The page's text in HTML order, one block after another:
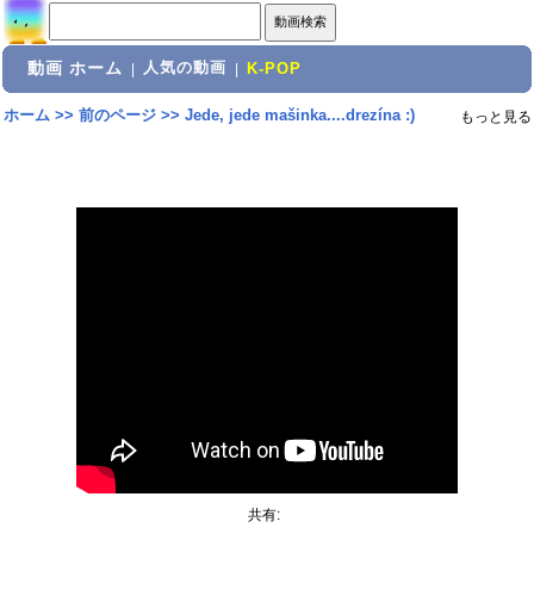
動画 ホーム 人気の動画 K-POP
ホーム>> 前のページ>> Jede, jede mašinka....drezína :) もっと見る
共有: